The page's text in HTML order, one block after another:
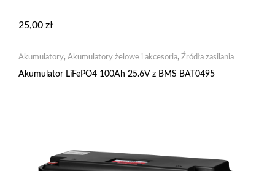
25,00 zł
Akumulatory, Akumulatory żelowe i akcesoria, Źródła zasilania
Akumulator LiFePO4 100Ah 25.6V z BMS BAT0495